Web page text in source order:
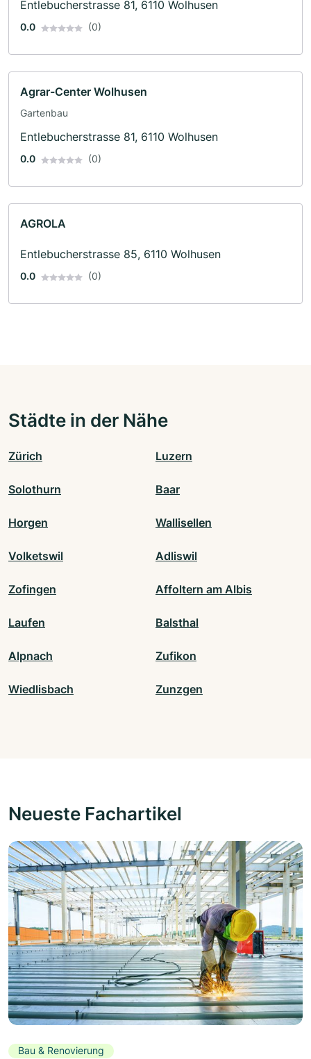
Entlebucherstrasse 81, 6110 Wolhusen
0.0 (0)
Agrar-Center Wolhusen
Gartenbau
Entlebucherstrasse 81, 6110 Wolhusen
0.0 (0)
AGROLA
Entlebucherstrasse 85, 6110 Wolhusen
0.0 (0)
Städte in der Nähe
Zürich Luzern
Solothurn Baar
Horgen Wallisellen
Volketswil Adliswil
Zofingen Affoltern am Albis
Laufen Balsthal
Alpnach Zufikon
Wiedlisbach Zunzgen
Neueste Fachartikel
Bau & Renovierung